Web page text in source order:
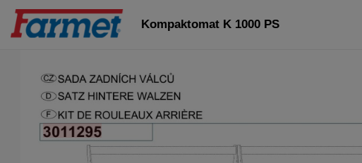
Kompaktomat K 1000 PS